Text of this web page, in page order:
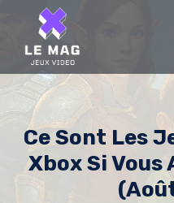
content
Ce Sont Les
Xbox Si Vous